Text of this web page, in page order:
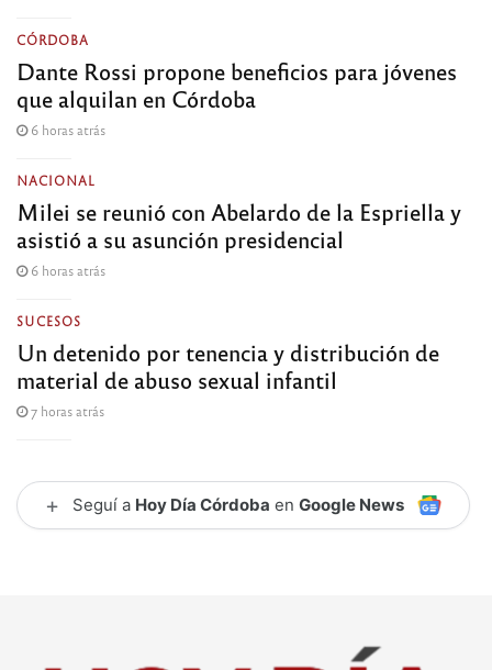
CÓRDOBA
Dante Rossi propone beneficios para jóvenes
que alquilan en Córdoba
6 horas atrás
NACIONAL
Milei se reunió con Abelardo de la Espriella y
asistió a su asunción presidencial
6 horas atrás
SUCESOS
Un detenido por tenencia y distribución de
material de abuso sexual infantil
7 horas atrás
+ Seguí a Hoy Día Córdoba en Google News